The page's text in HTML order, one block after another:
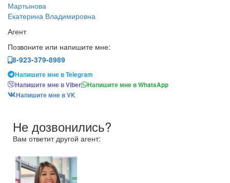
Мартынова
Екатерина Владимировна
Агент
Позвоните или напишите мне:
8-923-379-8989
Напишите мне в Telegram
Напишите мне в Viber
Напишите мне в WhatsApp
Напишите мне в VK
Не дозвонились?
Вам ответит другой агент: